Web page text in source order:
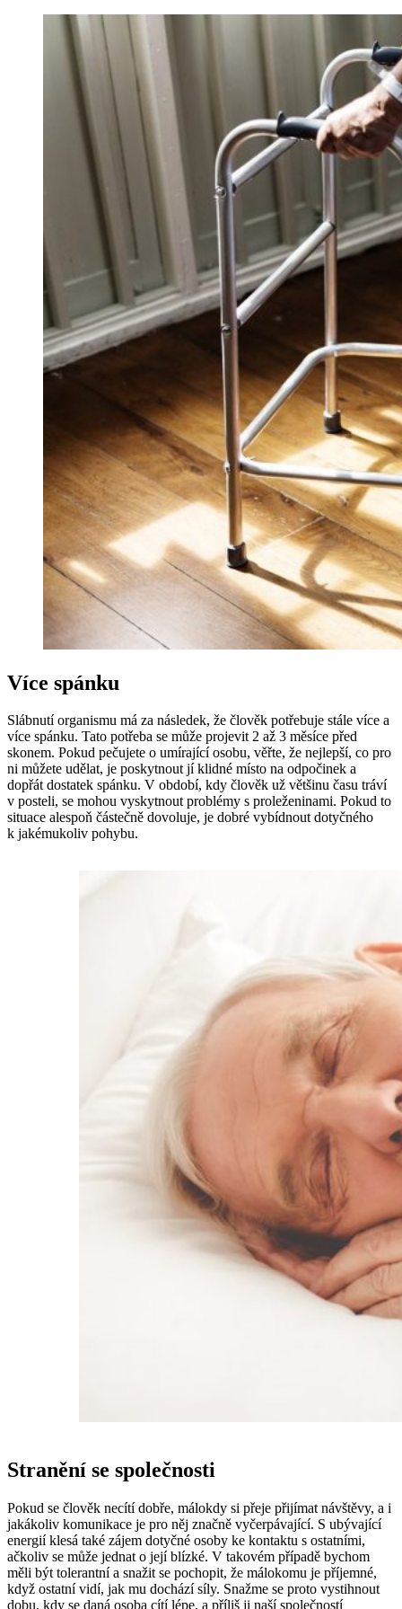
Více spánku
Slábnutí organismu má za následek, že člověk potřebuje stále více a
více spánku. Tato potřeba se může projevit 2 až 3 měsíce před
skonem. Pokud pečujete o umírající osobu, věřte, že nejlepší, co pro
ni můžete udělat, je poskytnout jí klidné místo na odpočinek a
dopřát dostatek spánku. V období, kdy člověk už většinu času tráví
v posteli, se mohou vyskytnout problémy s proleženinami. Pokud to
situace alespoň částečně dovoluje, je dobré vybídnout dotyčného
k jakémukoliv pohybu.
Stranění se společnosti
Pokud se člověk necítí dobře, málokdy si přeje přijímat návštěvy, a i
jakákoliv komunikace je pro něj značně vyčerpávající. S ubývající
energií klesá také zájem dotyčné osoby ke kontaktu s ostatními,
ačkoliv se může jednat o její blízké. V takovém případě bychom
měli být tolerantní a snažit se pochopit, že málokomu je příjemné,
když ostatní vidí, jak mu dochází síly. Snažme se proto vystihnout
dobu, kdy se daná osoba cítí lépe, a příliš ji naší společností